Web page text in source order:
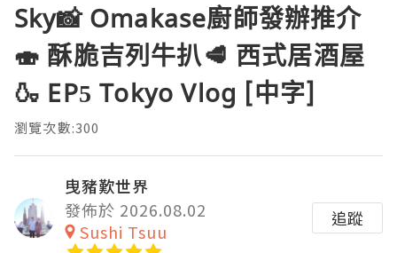
Sky📸 Omakase廚師發辦推介
🍣 酥脆吉列牛扒🥩 西式居酒屋
🍶 EP5 Tokyo Vlog [中字]
瀏覽次數:300
曳豬歎世界
發佈於 2026.08.02
Sushi Tsuu
追蹤